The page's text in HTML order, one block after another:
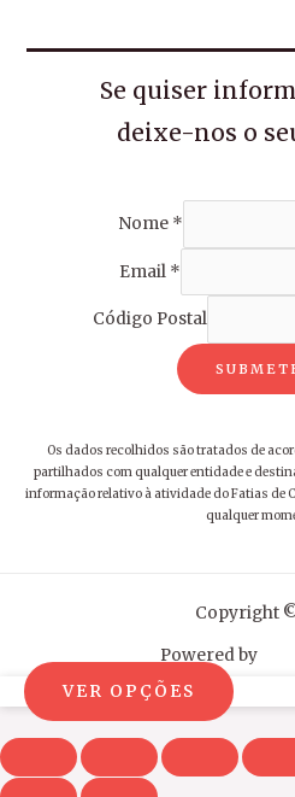
Se quiser
deixe-nos o
Nome *
Email *
Código Postal
Os dados recolhidos são tratados de
partilhados com qualquer entidade e
informação relativo à atividade do Fatias de
qualquer
Copyright
Powered by
VER OPÇÕES